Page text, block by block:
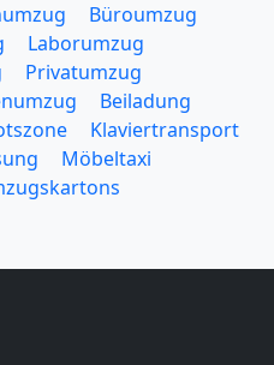
Büroumzug
Laborumzug
Privatumzug
Beiladung
Klaviertransport
Möbeltaxi